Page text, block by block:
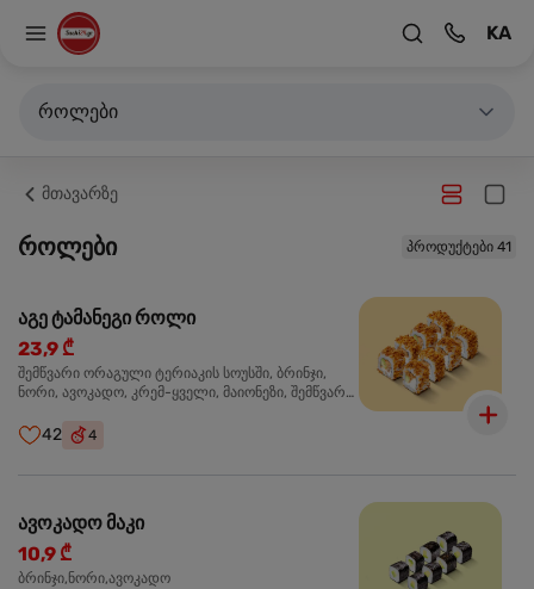
KA
როლები
მთავარზე
როლები პროდუქტები 41
აგე ტამანეგი როლი
23,9 ₾
შემწვარი ორაგული ტერიაკის სოუსში, ბრინჯი,
ნორი, ავოკადო, კრემ-ყველი, მაიონეზი, შემწვარი
42 4
ავოკადო მაკი
10,9 ₾
ბრინჯი,ნორი,ავოკადო